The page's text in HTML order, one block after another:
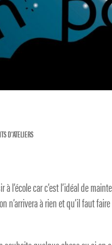
D'ATELIERS
à l’école car c’est l’idéal de
n’arrivera à rien et qu’il faut